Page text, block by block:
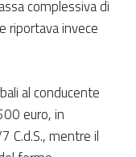
complessiva di
riportava invece
al conducente
euro, in
C.d.S., mentre il